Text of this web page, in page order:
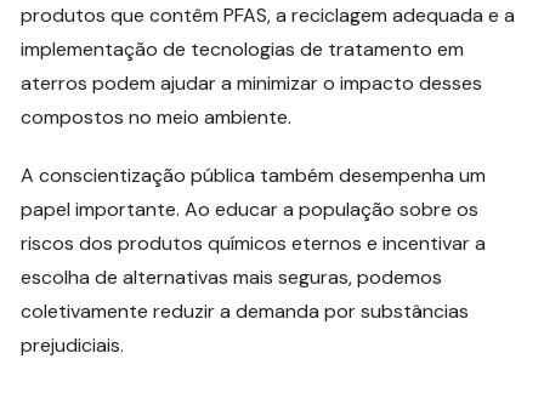
produtos que contêm PFAS, a reciclagem adequada e a
implementação de tecnologias de tratamento em
aterros podem ajudar a minimizar o impacto desses
compostos no meio ambiente.
A conscientização pública também desempenha um
papel importante. Ao educar a população sobre os
riscos dos produtos químicos eternos e incentivar a
escolha de alternativas mais seguras, podemos
coletivamente reduzir a demanda por substâncias
prejudiciais.